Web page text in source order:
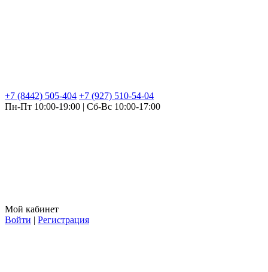
+7 (8442) 505-404 +7 (927) 510-54-04
Пн-Пт 10:00-19:00 | Сб-Вс 10:00-17:00
Мой кабинет
Войти | Регистрация